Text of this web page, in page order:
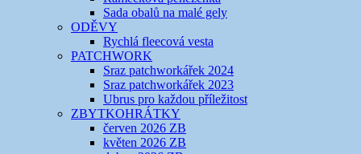
Sada obalů na malé gely
ODĚVY
Rychlá fleecová vesta
PATCHWORK
Sraz patchworkářek 2024
Sraz patchworkářek 2023
Ubrus pro každou příležitost
ZBYTKOHRÁTKY
červen 2026 ZB
květen 2026 ZB